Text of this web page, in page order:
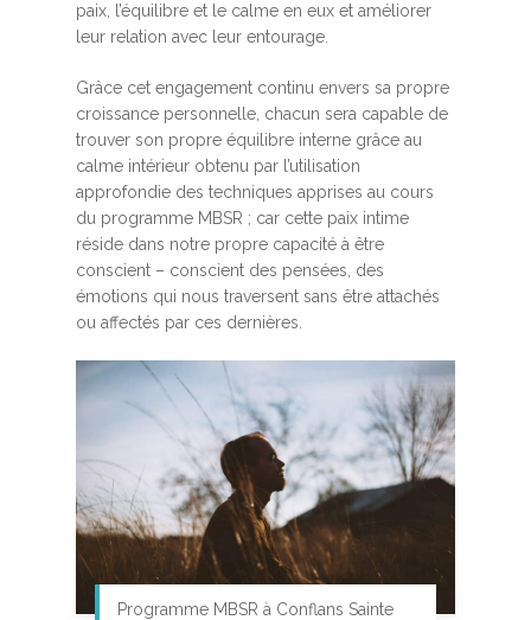
paix, l’équilibre et le calme en eux et améliorer
leur relation avec leur entourage.
Grâce cet engagement continu envers sa propre
croissance personnelle, chacun sera capable de
trouver son propre équilibre interne grâce au
calme intérieur obtenu par l’utilisation
approfondie des techniques apprises au cours
du programme MBSR ; car cette paix intime
réside dans notre propre capacité à être
conscient – conscient des pensées, des
émotions qui nous traversent sans être attachés
ou affectés par ces dernières.
Programme MBSR à Conflans Sainte